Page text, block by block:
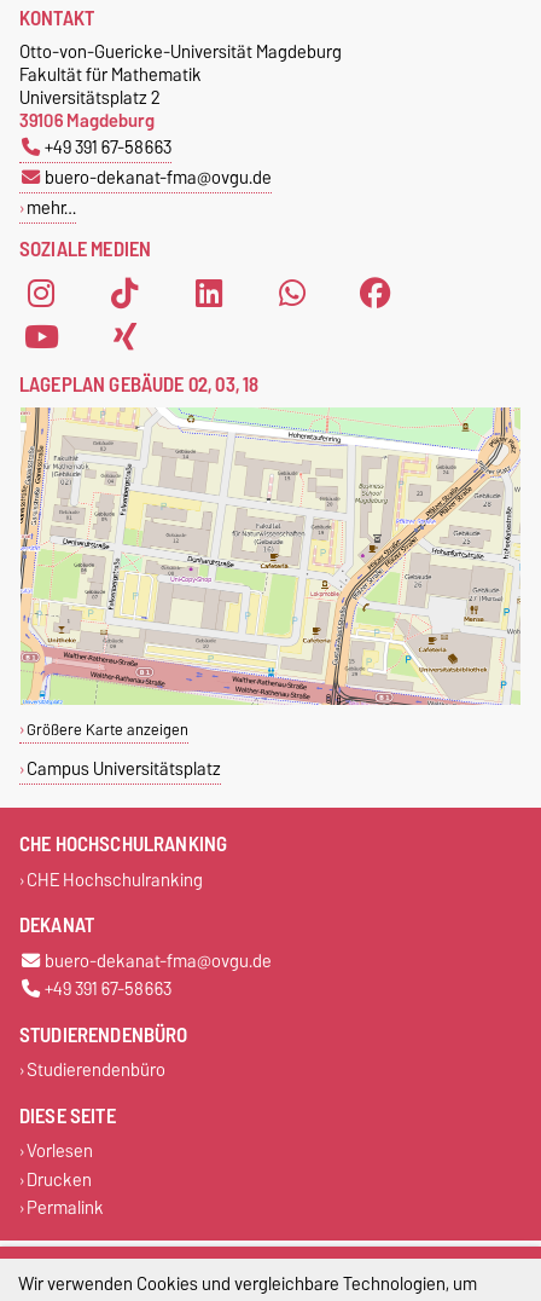
SOZIALE MEDIEN
KONTAKT
Otto-von-Guericke-Universität Magdeburg
Fakultät für Mathematik
Universitätsplatz 2
39106 Magdeburg
+49 391 67-58663
buero-dekanat-fma@ovgu.de
mehr…
LAGEPLAN GEBÄUDE 02, 03, 18
Größere Karte anzeigen
Campus Universitätsplatz
CHE HOCHSCHULRANKING
CHE Hochschulranking
DEKANAT
buero-dekanat-fma@ovgu.de
+49 391 67-58663
STUDIERENDENBÜRO
Studierendenbüro
DIESE SEITE
Vorlesen
Drucken
Permalink
Impressum
Wir verwenden Cookies und vergleichbare Technologien, um